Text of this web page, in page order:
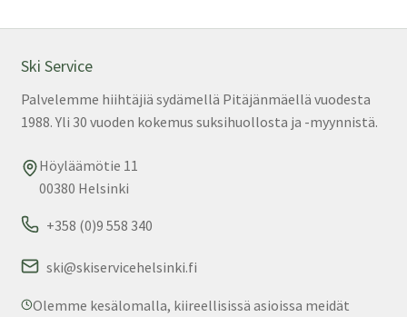
Ski Service
Palvelemme hiihtäjiä sydämellä Pitäjänmäellä vuodesta
1988. Yli 30 vuoden kokemus suksihuollosta ja -myynnistä.
Höyläämötie 11
00380 Helsinki
+358 (0)9 558 340
ski@skiservicehelsinki.fi
Olemme kesälomalla, kiireellisissä asioissa meidät